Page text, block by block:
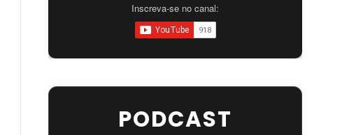
Inscreva-se no canal:
PODCAST